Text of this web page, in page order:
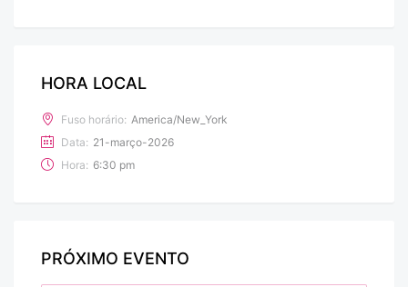
HORA LOCAL
Fuso horário: America/New_York
Data: 21-março-2026
Hora: 6:30 pm
PRÓXIMO EVENTO